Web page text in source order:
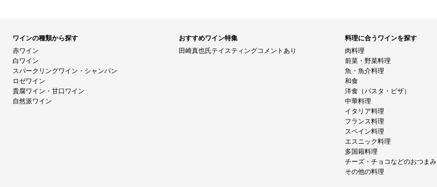
ワインの種類から探す
赤ワイン
白ワイン
スパークリングワイン・シャンパン
ロゼワイン
貴腐ワイン・甘口ワイン
自然派ワイン
おすすめワイン特集
田崎真也氏テイスティングコメントあり
料理に合うワインを探す
肉料理
前菜・野菜料理
魚・魚介料理
和食
洋食（パスタ・ピザ）
中華料理
イタリア料理
フランス料理
スペイン料理
エスニック料理
多国籍料理
チーズ・チョコなどのおつまみ
その他の料理